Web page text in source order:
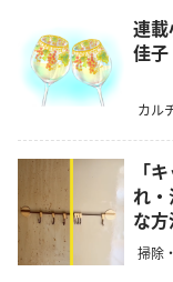
連
佳子
カル
「
れ
な
掃除